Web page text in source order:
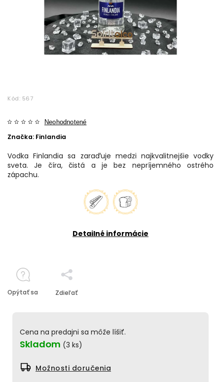
Kód: 567
Neohodnotené
Značka: Finlandia
Cena na predajni sa môže líšiť.
Skladom (3 ks)
Možnosti doručenia
Vodka Finlandia sa zaraďuje medzi najkvalitnejšie vodky
sveta. Je číra, čistá a je bez nepríjemného ostrého
zápachu.
Detailné informácie
Opýtať sa Zdieľať